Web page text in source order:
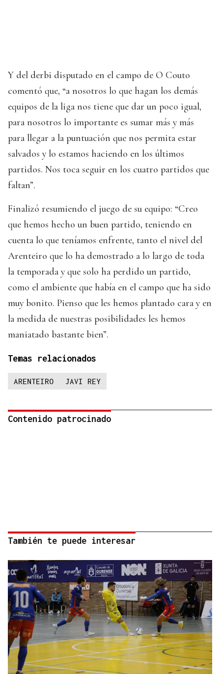
Y del derbi disputado en el campo de O Couto
comentó que, “a nosotros lo que hagan los demás
equipos de la liga nos tiene que dar un poco igual,
para nosotros lo importante es sumar más y más
para llegar a la puntuación que nos permita estar
salvados y lo estamos haciendo en los últimos
partidos. Nos toca seguir en los cuatro partidos que
faltan”.
Finalizó resumiendo el juego de su equipo: “Creo
que hemos hecho un buen partido, teniendo en
cuenta lo que teníamos enfrente, tanto el nivel del
Arenteiro que lo ha demostrado a lo largo de toda
la temporada y que solo ha perdido un partido,
como el ambiente que había en el campo que ha sido
muy bonito. Pienso que les hemos plantado cara y en
la medida de nuestras posibilidades les hemos
maniatado bastante bien”.
Temas relacionados
ARENTEIRO JAVI REY
Contenido patrocinado
También te puede interesar